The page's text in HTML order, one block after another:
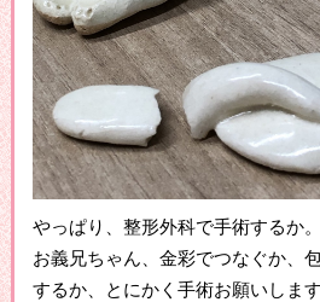
やっぱり、整形外科で手術するか。
お義兄ちゃん、金彩でつなぐか、
するか、とにかく手術お願いします